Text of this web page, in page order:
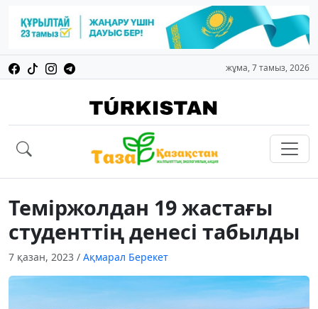
жұма, 7 тамыз, 2026
Теміржолдан 19 жастағы
студенттің денесі табылды
7 қазан, 2023 / Ақмарал Берекет